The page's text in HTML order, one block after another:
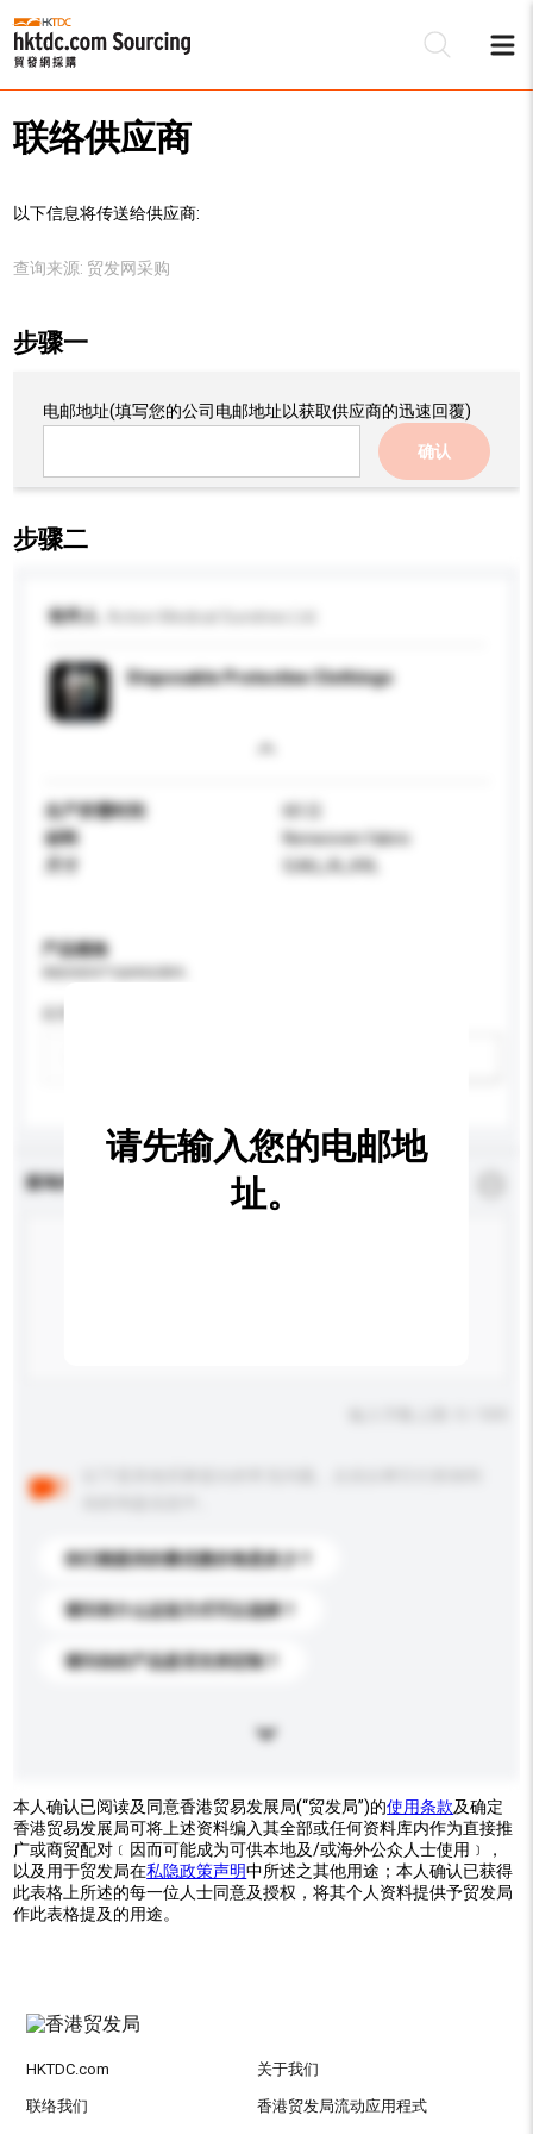
联络供应商
以下信息将传送给供应商:
查询来源: 贸发网采购
步骤一
电邮地址(填写您的公司电邮地址以获取供应商的迅速回覆)
确认
步骤二
收件人
Disposable Protective Clothings
生产所需时间
60 日
材料
Nonwoven fabric
S,M,L,XL,XXL
产品规格
查询内容
你们能提供的最优惠价格是多少？
请问有什么运送方式可以选择？
请问你的产品是否支持定制？
请先输入您的电邮地
址。
本人确认已阅读及同意香港贸易发展局(“贸发局”)的使用条款及确定
香港贸易发展局可将上述资料编入其全部或任何资料库内作为直接推
广或商贸配对﹝因而可能成为可供本地及/或海外公众人士使用﹞，
以及用于贸发局在私隐政策声明中所述之其他用途；本人确认已获得
此表格上所述的每一位人士同意及授权，将其个人资料提供予贸发局
作此表格提及的用途。
HKTDC.com 关于我们
联络我们 香港贸发局流动应用程式